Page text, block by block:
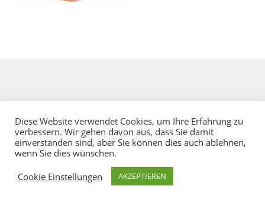
Datenschutz
Copyright 2020 - Lukas-Medical
Diese Website verwendet Cookies, um Ihre Erfahrung zu
verbessern. Wir gehen davon aus, dass Sie damit
einverstanden sind, aber Sie können dies auch ablehnen,
wenn Sie dies wünschen.
Cookie Einstellungen
AKZEPTIEREN